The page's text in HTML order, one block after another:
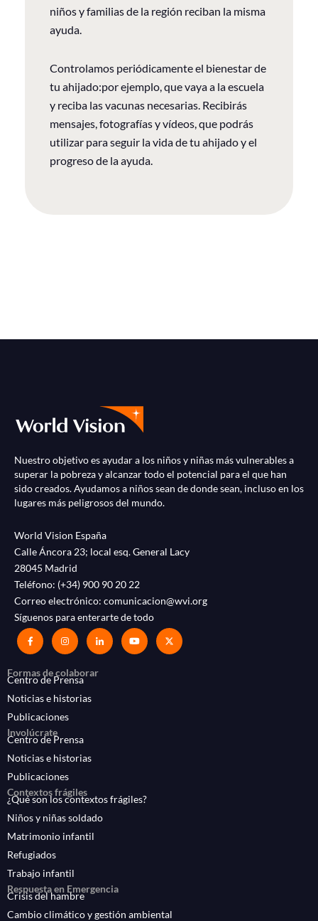
niños y familias de la región reciban la misma
ayuda.
Controlamos periódicamente el bienestar de
tu ahijado:por ejemplo, que vaya a la escuela
y reciba las vacunas necesarias. Recibirás
mensajes, fotografías y vídeos, que podrás
utilizar para seguir la vida de tu ahijado y el
progreso de la ayuda.
Nuestro objetivo es ayudar a los niños y niñas más vulnerables a
superar la pobreza y alcanzar todo el potencial para el que han
sido creados. Ayudamos a niños sean de donde sean, incluso en los
lugares más peligrosos del mundo.
World Vision España
Calle Áncora 23; local esq. General Lacy
28045 Madrid
Teléfono: (+34) 900 90 20 22
Correo electrónico: comunicacion@wvi.org
Síguenos para enterarte de todo
Formas de colaborar
Centro de Prensa
Noticias e historias
Publicaciones
Involúcrate
Centro de Prensa
Noticias e historias
Publicaciones
Contextos frágiles
¿Qué son los contextos frágiles?
Niños y niñas soldado
Matrimonio infantil
Refugiados
Trabajo infantil
Respuesta en Emergencia
Crisis del hambre
Cambio climático y gestión ambiental